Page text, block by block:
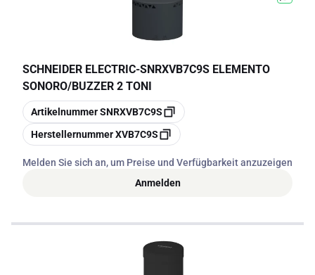
rendendolo un elemento imprescindibile per qualsiasi impianto che
SCHNEIDER ELECTRIC-SNRXVB7C9S ELEMENTO
SONORO/BUZZER 2 TONI
Kopieren
ArtikelnummerSNRXVB7C9S
Kopieren
HerstellernummerXVB7C9S
Melden Sie sich an, um Preise und Verfügbarkeit anzuzeigen
Anmelden